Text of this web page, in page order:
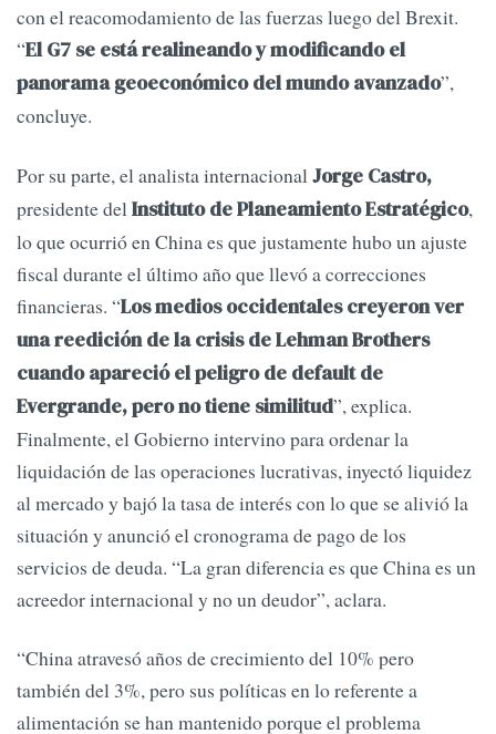
con el reacomodamiento de las fuerzas luego del Brexit.
“El G7 se está realineando y modificando el
panorama geoeconómico del mundo avanzado”,
concluye.
Por su parte, el analista internacionalJorge Castro,
presidente delInstituto de Planeamiento Estratégico,
lo que ocurrió en China es que justamente hubo un ajuste
fiscal durante el último año que llevó a correcciones
financieras. “Los medios occidentales creyeron ver
una reedición de la crisis de Lehman Brothers
cuando apareció el peligro de default de
Evergrande, pero no tiene similitud”, explica.
Finalmente, el Gobierno intervino para ordenar la
liquidación de las operaciones lucrativas, inyectó liquidez
al mercado y bajó la tasa de interés con lo que se alivió la
situación y anunció el cronograma de pago de los
servicios de deuda. “La gran diferencia es que China es un
acreedor internacional y no un deudor”, aclara.
“China atravesó años de crecimiento del 10% pero
también del 3%, pero sus políticas en lo referente a
alimentación se han mantenido porque el problema